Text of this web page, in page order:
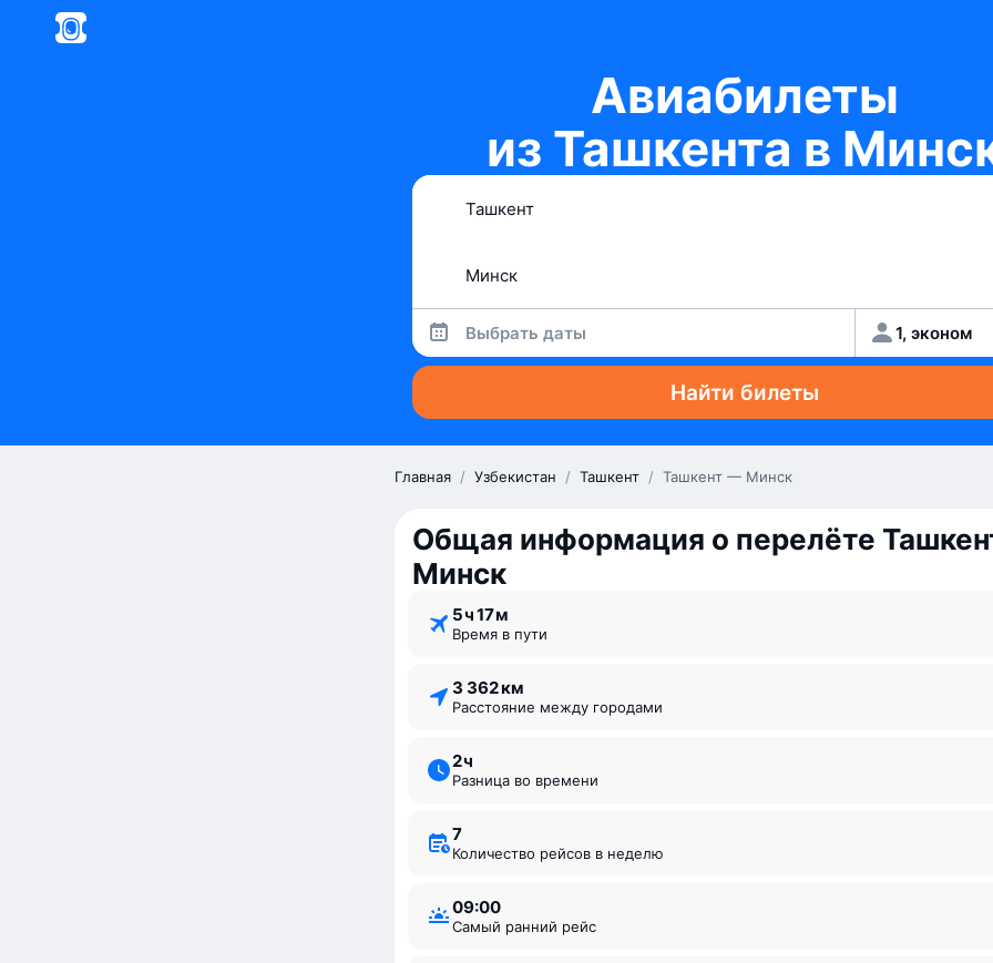
Авиабилеты
из Ташкента в
Выбрать даты 1, эконом
Найти билеты
Главная / Узбекистан / Ташкент / Ташкент — Минск
Общая информация о перелёте
Минск
5 ⁠ч 17 ⁠м
Время в пути
3 362 км
Расстояние между городами
2 ⁠ч
Разница во времени
7
Количество рейсов в неделю
09:00
Самый ранний рейс